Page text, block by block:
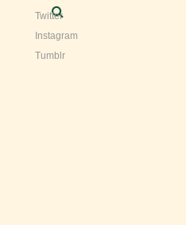
Twitter
Instagram
Tumblr